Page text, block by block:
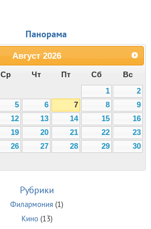
Панорама
Август 2026
Ср Чт Пт Сб
Вс
1
2
5 6 7 8
9
12 13 14 15
16
19 20 21 22
23
26 27 28 29
30
Рубрики
Филармония (1)
Кино(13)